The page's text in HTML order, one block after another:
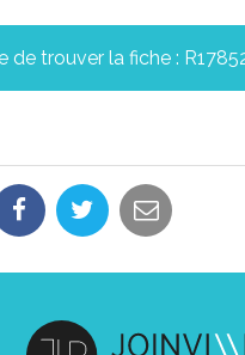
de trouver la fiche :